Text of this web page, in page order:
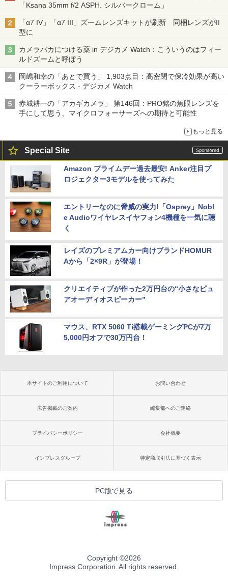
「Ksana 35mm f/2 ASPH. シルバークローム」
「α7 IV」「α7 III」ズームレンズキットが刷新 同梱レンズがII
型に
カメラバカにつける薬 in デジカメ Watch：こういうのはフィー
ルドズームと呼ぼう
岡嶋和幸の「あとで買う」 1,903点目：高密閉で保冷効果が高い
クーラーボックス - デジカメ Watch
赤城耕一の「アカギカメラ」 第146回：PRO銘の魚眼レンズを
手にして思う、マイクロフォーサーズへの期待と可能性
もっと見る
Special Site
Amazon プライムデー過去最安! Anker注目プ
ロジェクター3モデルを使ってみた
エントリーなのに脅威の実力!「Osprey」Nobl
e Audioワイヤレスイヤフォン4機種を一気に聴
く
レイズのプレミアムカー向けブランドHOMUR
Aから「2×9R」が登場！
クリエイティブが作った2万円台の“小さなピュ
アオーディオスピーカー”
マウス、RTX 5060 Ti搭載ゲーミングPCが7万
5,000円オフで30万円台！
本サイトのご利用について お問い合わせ
広告掲載のご案内 編集部へのご連絡
プライバシーポリシー 会社概要
インプレスグループ 特定商取引法に基づく表示
PC版で見る
Copyright ©2026
Impress Corporation. All rights reserved.